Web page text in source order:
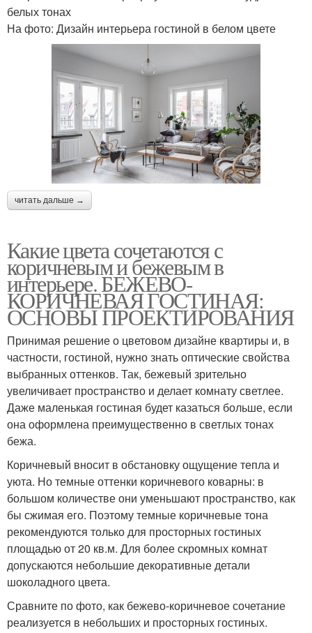
белых тонах
На фото: Дизайн интерьера гостиной в белом цвете
читать дальше →
Какие цвета сочетаются с
коричневым и бежевым в
интерьере. БЕЖЕВО-
КОРИЧНЕВАЯ ГОСТИНАЯ:
ОСНОВЫ ПРОЕКТИРОВАНИЯ
Принимая решение о цветовом дизайне квартиры и, в
частности, гостиной, нужно знать оптические свойства
выбранных оттенков. Так, бежевый зрительно
увеличивает пространство и делает комнату светлее.
Даже маленькая гостиная будет казаться больше, если
она оформлена преимущественно в светлых тонах
бежа.
Коричневый вносит в обстановку ощущение тепла и
уюта. Но темные оттенки коричневого коварны: в
большом количестве они уменьшают пространство, как
бы сжимая его. Поэтому темные коричневые тона
рекомендуются только для просторных гостиных
площадью от 20 кв.м. Для более скромных комнат
допускаются небольшие декоративные детали
шоколадного цвета.
Сравните по фото, как бежево-коричневое сочетание
реализуется в небольших и просторных гостиных.